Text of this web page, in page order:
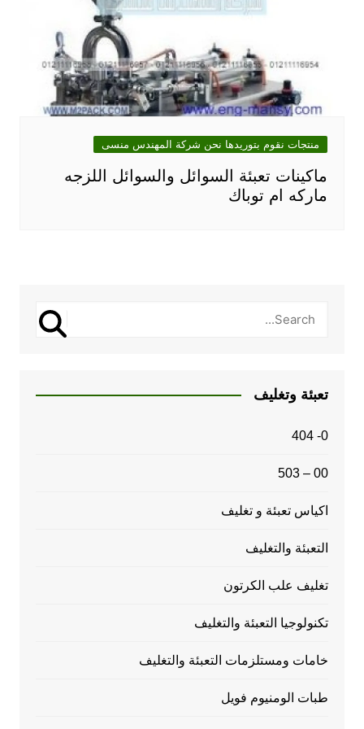
منتجات نقوم بتوريدها نحن شركة المهندس منسى
ماكينات تعبئة السوائل والسوائل اللزجه
ماركه ام توباك
تعبئة وتغليف
0- 404
00 – 503
اكياس تعبئة و تغليف
التعبئة والتغليف
تغليف علب الكرتون
تكنولوجيا التعبئة والتغليف
خامات ومستلزمات التعبئة والتغليف
طبات الومنيوم فويل